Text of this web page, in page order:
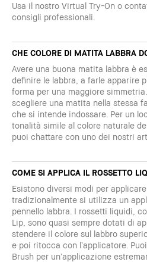
Usa il nostro Virtual Try-On o
consigli professionali.
CHE COLORE DI MATITA LABBRA
Avere una buona matita labbra è
definire le labbra, a farle apparire
forma per una maggiore
scegliere una matita nella stessa
che si intende indossare. Per un
tonalità simile al colore naturale
puoi chattare con uno dei nostri
COME SI APPLICA IL ROSSETTO
Esistono diversi modi per
tradizionalmente si utilizza un
pennello labbra. I rossetti liquidi,
Lip, sono quasi sempre dotati di
stendere il colore sul labbro
e poi ritocca con l’applicatore.
Brush per un’applicazione